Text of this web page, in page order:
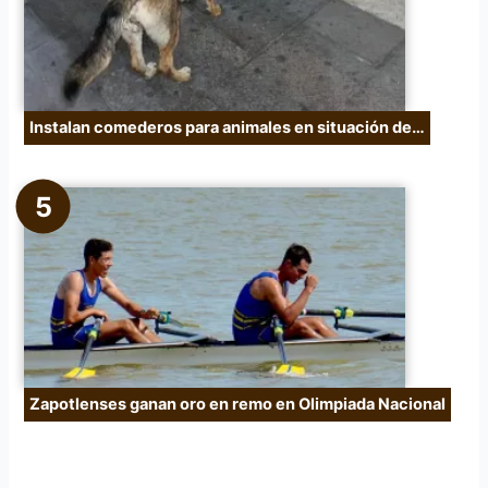
Instalan comederos para animales en situación de…
Zapotlenses ganan oro en remo en Olimpiada Nacional